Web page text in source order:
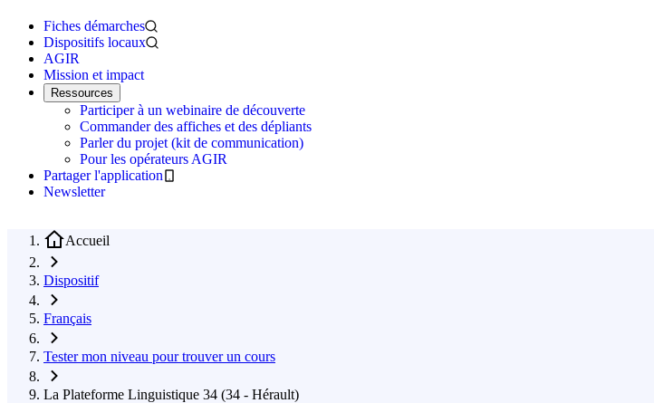
Fiches démarches
Dispositifs locaux
AGIR
Mission et impact
Ressources
Participer à un webinaire de découverte
Commander des affiches et des dépliants
Parler du projet (kit de communication)
Pour les opérateurs AGIR
Partager l'application
Newsletter
Accueil
Dispositif
Français
Tester mon niveau pour trouver un cours
La Plateforme Linguistique 34 (34 - Hérault)